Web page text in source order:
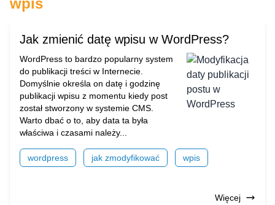
wpis
Jak zmienić datę wpisu w WordPress?
WordPress to bardzo popularny system
do publikacji treści w Internecie.
Domyślnie określa on datę i godzinę
publikacji wpisu z momentu kiedy post
został stworzony w systemie CMS.
Warto dbać o to, aby data ta była
właściwa i czasami należy...
wordpress jak zmodyfikować wpis
Więcej